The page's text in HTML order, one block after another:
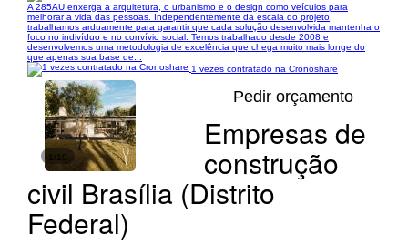
A 285AU enxerga a arquitetura, o urbanismo e o design como veículos para
melhorar a vida das pessoas. Independentemente da escala do projeto,
trabalhamos arduamente para garantir que cada solução desenvolvida mantenha o
foco no indivíduo e no convívio social. Temos trabalhado desde 2008 e
desenvolvemos uma metodologia de excelência que chega muito mais longe do
que apenas sua base de...
1 vezes contratado na Cronoshare
1/10
Pedir orçamento
Empresas de
construção
civil Brasília (Distrito
Federal)